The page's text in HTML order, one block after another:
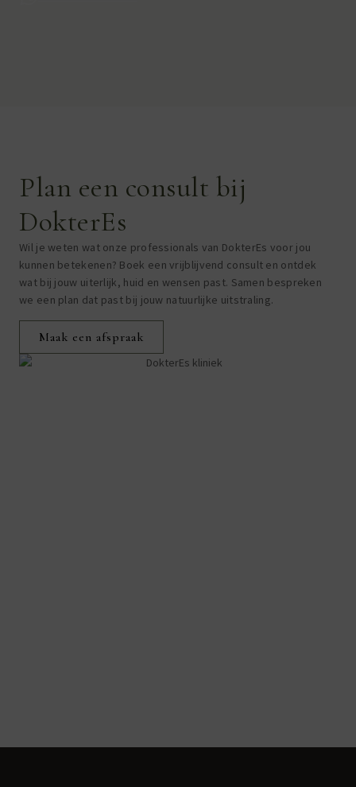
Plan een consult bij
DokterEs
Wil je weten wat onze professionals van DokterEs voor jou
kunnen betekenen? Boek een vrijblijvend consult en ontdek
wat bij jouw uiterlijk, huid en wensen past. Samen bespreken
we een plan dat past bij jouw natuurlijke uitstraling.
Maak een afspraak